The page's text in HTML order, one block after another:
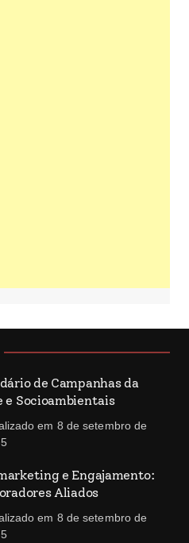
de Campanhas da
e Socioambientais
em 8 de setembro de
e Engajamento:
Aliados
em 8 de setembro de